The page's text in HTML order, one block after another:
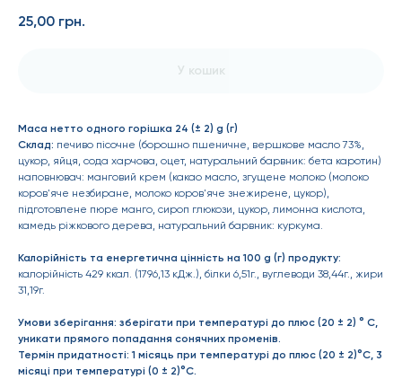
25,00 грн.
У кошик
Маса нетто одного горішка 24 (± 2) g (г)
Склад: печиво пісочне (борошно пшеничне, вершкове масло 73%,
цукор, яйця, сода харчова, оцет, натуральний барвник: бета каротин)
наповнювач: манговий крем (какао масло, згущене молоко (молоко
коров'яче незбиране, молоко коров'яче знежирене, цукор),
підготовлене пюре манго, сироп глюкози, цукор, лимонна кислота,
камедь ріжкового дерева, натуральний барвник: куркума.
Калорійність та енергетична цінність на 100 g (г) продукту:
калорійність 429 ккал. (1796,13 кДж.), білки 6,51г., вуглеводи 38,44г., жири
31,19г.
Умови зберігання: зберігати при температурі до плюс (20 ± 2) ° С,
уникати прямого попадання сонячних променів.
Термін придатності: 1 місяць при температурі до плюс (20 ± 2)°С, 3
місяці при температурі (0 ± 2)°С.